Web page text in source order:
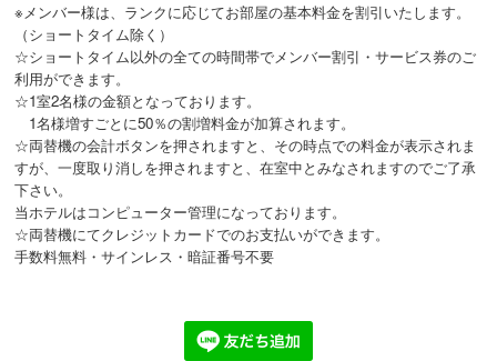
※メンバー様は、ランクに応じてお部屋の基本料金を割引いたします。
（ショートタイム除く）
☆ショートタイム以外の全ての時間帯でメンバー割引・サービス券のご
利用ができます。
☆1室2名様の金額となっております。
1名様増すごとに50％の割増料金が加算されます。
☆両替機の会計ボタンを押されますと、その時点での料金が表示されま
すが、一度取り消しを押されますと、在室中とみなされますのでご了承
下さい。
当ホテルはコンピューター管理になっております。
☆両替機にてクレジットカードでのお支払いができます。